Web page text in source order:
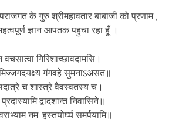
के गुरु श्रीमहावतार बाबाजी को प्रणाम ,
ज्ञान आपतक पहुचा रहा हूँ ।
गिरिशाच्छावदामसि।
गंगवहे सुमनाऽअसत॥
च शास्त्रे वैवस्वतस्य च।
द्वादशान्त निवासिने॥
नम: हस्तयोर्घ्य समर्पयामि॥